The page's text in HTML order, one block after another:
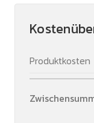
Shirt
210
g/m2
210
g/
Produktkosten